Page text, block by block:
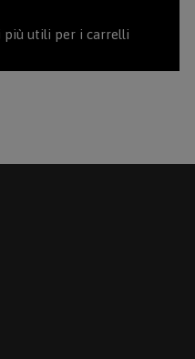
più utili per i carrelli